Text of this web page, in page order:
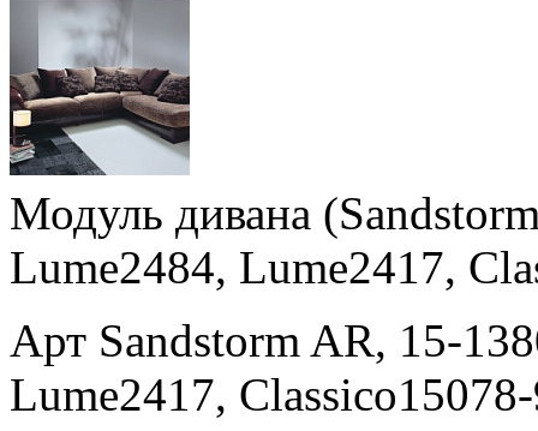
Модуль дивана
Lume2484, Lume2417,
Арт Sandstorm AR, 15-
Lume2417,